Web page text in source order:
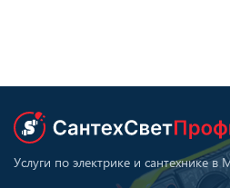
Услуги по электрике и сантехнике в